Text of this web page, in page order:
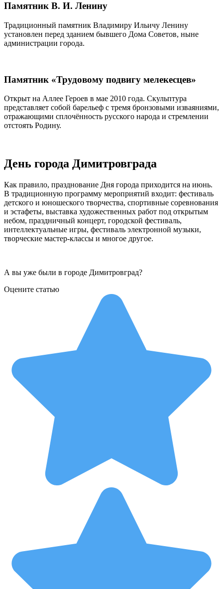
Памятник В. И. Ленину
Традиционный памятник Владимиру Ильичу Ленину
установлен перед зданием бывшего Дома Советов, ныне
администрации города.
Памятник «Трудовому подвигу мелекесцев»
Открыт на Аллее Героев в мае 2010 года. Скульптура
представляет собой барельеф с тремя бронзовыми изваяниями,
отражающими сплочённость русского народа и стремлении
отстоять Родину.
День города Димитровграда
Как правило, празднование Дня города приходится на июнь.
В традиционную программу мероприятий входит: фестиваль
детского и юношеского творчества, спортивные соревнования
и эстафеты, выставка художественных работ под открытым
небом, праздничный концерт, городской фестиваль,
интеллектуальные игры, фестиваль электронной музыки,
творческие мастер-классы и многое другое.
А вы уже были в городе Димитровград?
Оцените статью